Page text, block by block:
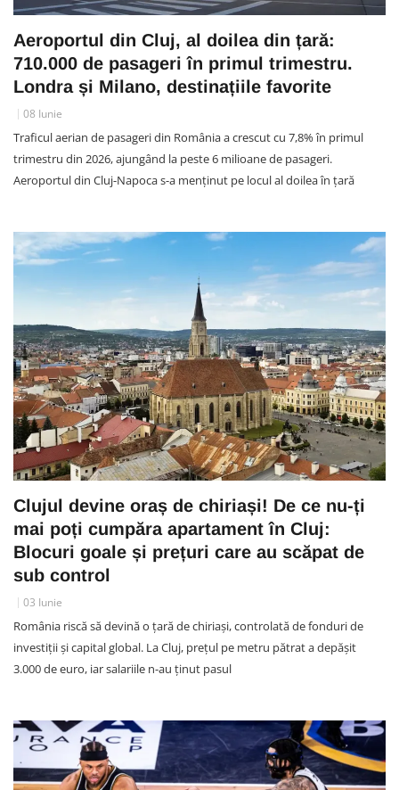
Aeroportul din Cluj, al doilea din țară:
710.000 de pasageri în primul trimestru.
Londra și Milano, destinațiile favorite
08 Iunie
Traficul aerian de pasageri din România a crescut cu 7,8% în primul
trimestru din 2026, ajungând la peste 6 milioane de pasageri.
Aeroportul din Cluj-Napoca s-a menținut pe locul al doilea în țară
Clujul devine oraș de chiriași! De ce nu-ți
mai poți cumpăra apartament în Cluj:
Blocuri goale și prețuri care au scăpat de
sub control
03 Iunie
România riscă să devină o țară de chiriași, controlată de fonduri de
investiții și capital global. La Cluj, prețul pe metru pătrat a depășit
3.000 de euro, iar salariile n-au ținut pasul